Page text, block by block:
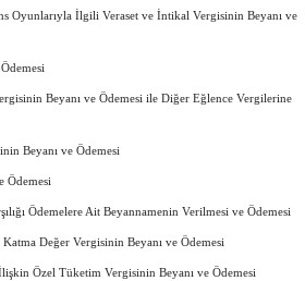
Oyunlarıyla İlgili Veraset ve İntikal Vergisinin Beyanı ve
Beyanı ve Ödemesi ile Diğer Eğlence Vergilerine
Beyanı ve Ödemesi
Ödemesi
Ödemelere Ait Beyannamenin Verilmesi ve Ödemesi
Değer Vergisinin Beyanı ve Ödemesi
Özel Tüketim Vergisinin Beyanı ve Ödemesi